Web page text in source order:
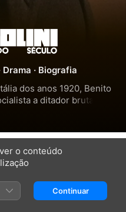
Drama · Biografia
dos anos 1920, Benito
a ditador brutal do
que viria a
o conteúdo
Continuar